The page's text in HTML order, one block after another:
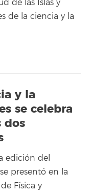
de las Islas y
de la ciencia y la
y la
se celebra
dos
edición del
presentó en la
Física y